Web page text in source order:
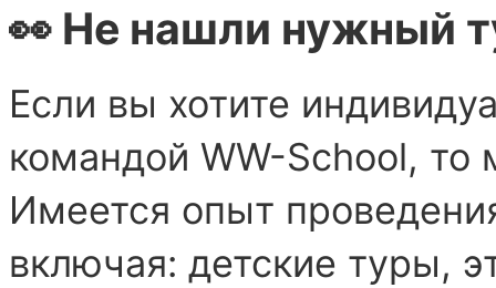
👀 Не нашли нужный
Если вы хотите
командой WW-School, то
Имеется опыт
включая: детские туры,